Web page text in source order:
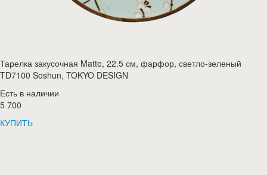
Тарелка закусочная Matte, 22.5 см, фарфор, светло-зеленый
TD7100 Soshun, TOKYO DESIGN
Есть в наличии
5 700
КУПИТЬ